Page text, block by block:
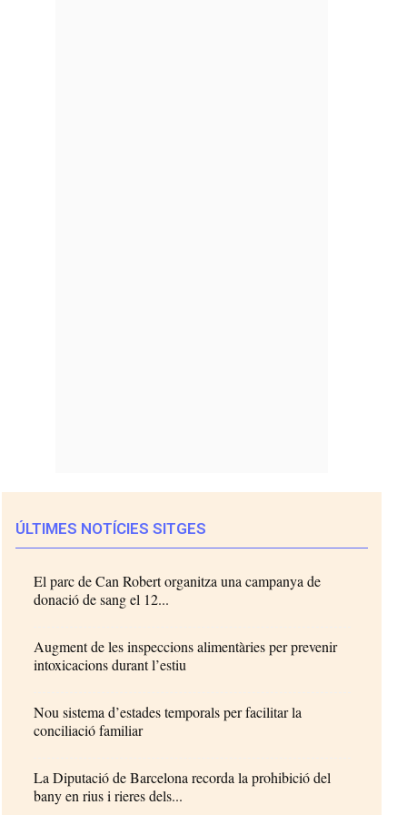
ÚLTIMES NOTÍCIES SITGES
El parc de Can Robert organitza una campanya de
donació de sang el 12...
Augment de les inspeccions alimentàries per prevenir
intoxicacions durant l’estiu
Nou sistema d’estades temporals per facilitar la
conciliació familiar
La Diputació de Barcelona recorda la prohibició del
bany en rius i rieres dels...